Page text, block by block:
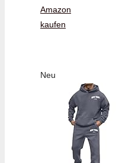
Amazon
kaufen
Neu